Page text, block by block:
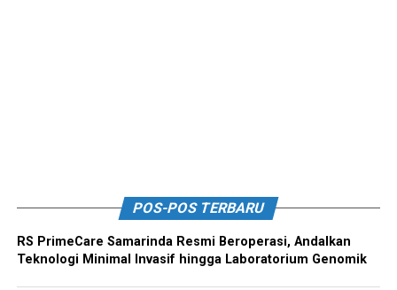
POS-POS TERBARU
RS PrimeCare Samarinda Resmi Beroperasi, Andalkan
Teknologi Minimal Invasif hingga Laboratorium Genomik